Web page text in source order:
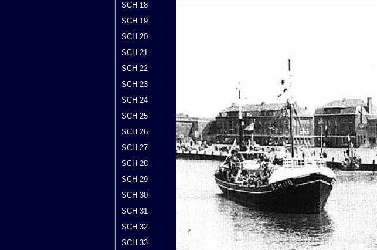
SCH 18
SCH 19
SCH 20
SCH 21
SCH 22
SCH 23
SCH 24
SCH 25
SCH 26
SCH 27
SCH 28
SCH 29
SCH 30
SCH 31
SCH 32
SCH 33